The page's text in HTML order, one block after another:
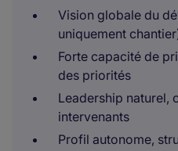
Vision globale du
uniquement
Forte capacité de
des priorités
Leadership naturel,
intervenants
Profil autonome,